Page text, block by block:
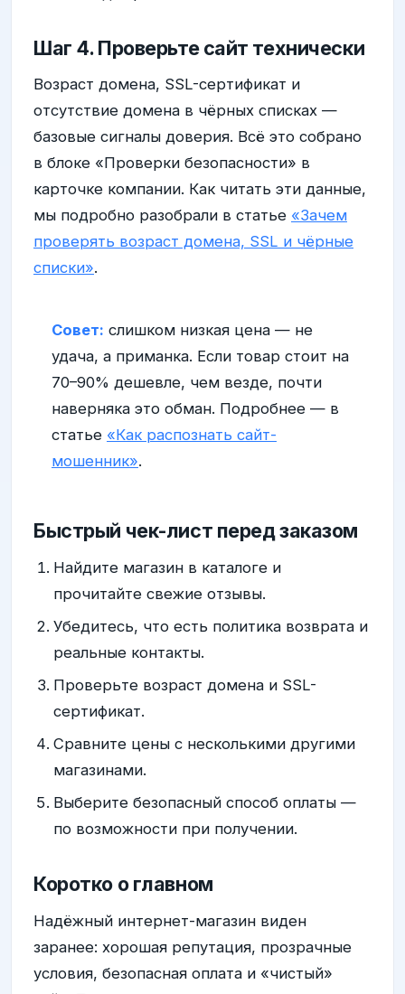
Шаг 4. Проверьте сайт технически
Возраст домена, SSL-сертификат и
отсутствие домена в чёрных списках —
базовые сигналы доверия. Всё это собрано
в блоке «Проверки безопасности» в
карточке компании. Как читать эти данные,
мы подробно разобрали в статье «Зачем
проверять возраст домена, SSL и чёрные
списки».
Совет: слишком низкая цена — не
удача, а приманка. Если товар стоит на
70–90% дешевле, чем везде, почти
наверняка это обман. Подробнее — в
статье «Как распознать сайт-
мошенник».
Быстрый чек-лист перед заказом
Найдите магазин в каталоге и
прочитайте свежие отзывы.
Убедитесь, что есть политика возврата и
реальные контакты.
Проверьте возраст домена и SSL-
сертификат.
Сравните цены с несколькими другими
магазинами.
Выберите безопасный способ оплаты —
по возможности при получении.
Коротко о главном
Надёжный интернет-магазин виден
заранее: хорошая репутация, прозрачные
условия, безопасная оплата и «чистый»